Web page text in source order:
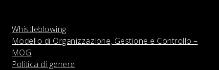
Whistleblowing
Modello di Organizzazione, Gestione e Controllo –
MOG
Politica di genere